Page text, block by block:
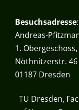
Besuchsadresse:
Andreas-
1.
Nöthnitzerstr. 46
01187 Dresden
TU Dresden,